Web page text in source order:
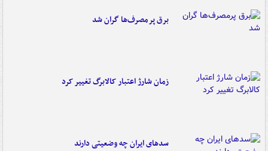
برق پرمصرف‌ها گران شد
زمان شارژ اعتبار کالابرگ تغییر کرد
سدهای ایران چه وضعیتی دارند